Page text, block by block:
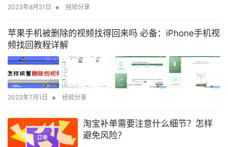
2023年8月21日 • 经验分享
苹果手机被删除的视频找得回来吗 必备：iPhone手机视
频找回教程详解
2023年7月1日 • 经验分享
淘宝补单需要注意什么细节？怎样
避免风险？